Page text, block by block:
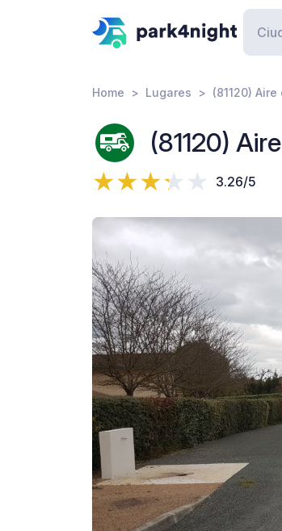
Home Lugares (81120)
(81120)
3.26/5